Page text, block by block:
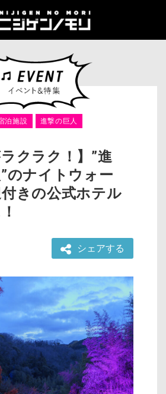
泊施設 進撃の巨人
ラクラク！】”進
のナイトウォー
きの公式ホテル
シェアする